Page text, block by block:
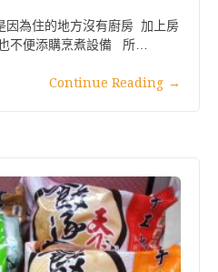
為住的地方沒有廚房 加上房
不便添購烹煮設備 所…
Continue Reading →